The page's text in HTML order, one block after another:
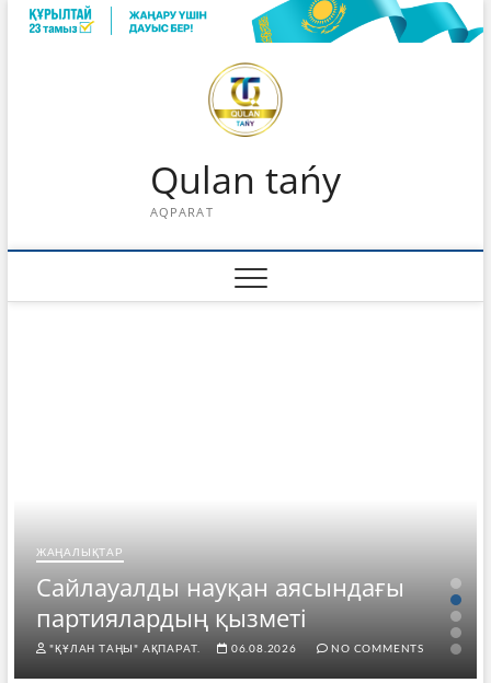
Skip
Qulan tańy
AQPARAT
ЖАҢАЛЫҚТАР
Сайлауалды науқан аясындағы
партиялардың қызметі
"ҚҰЛАН ТАҢЫ" АҚПАРАТ. 06.08.2026 NO COMMENTS